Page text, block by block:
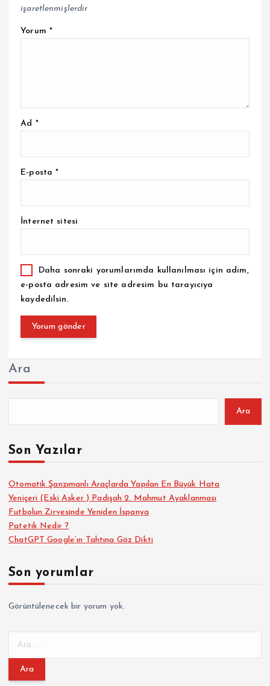
işaretlenmişlerdir
Yorum *
Ad *
E-posta*
İnternet sitesi
Daha sonraki yorumlarımda kullanılması için adım,
e-posta adresim ve site adresim bu tarayıcıya
kaydedilsin.
Ara
Ara
Son Yazılar
Otomatik Şanzımanlı Araçlarda Yapılan En Büyük Hata
Yeniçeri (Eski Asker ) Padişah 2. Mahmut Ayaklanması
Futbolun Zirvesinde Yeniden İspanya
Patetik Nedir ?
ChatGPT Google’ın Tahtına Göz Dikti
Son yorumlar
Görüntülenecek bir yorum yok.
m